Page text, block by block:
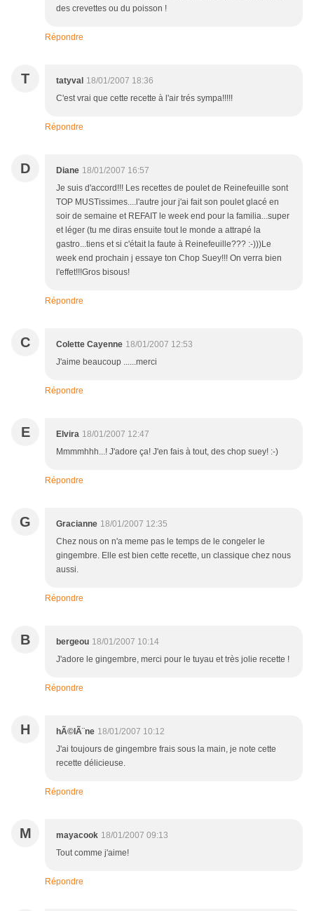
des crevettes ou du poisson !
Répondre
T tatyval 18/01/2007 18:36
C'est vrai que cette recette à l'air trés sympa!!!!!
Répondre
D Diane 18/01/2007 16:57
Je suis d'accord!!! Les recettes de poulet de Reinefeuille sont
TOP MUSTissimes....l'autre jour j'ai fait son poulet glacé en
soir de semaine et REFAIT le week end pour la familia...super
et léger (tu me diras ensuite tout le monde a attrapé la
gastro...tiens et si c'était la faute à Reinefeuille??? :-)))Le
week end prochain j essaye ton Chop Suey!!! On verra bien
l'effet!!!Gros bisous!
Répondre
C Colette Cayenne 18/01/2007 12:53
J'aime beaucoup ......merci
Répondre
E Elvira 18/01/2007 12:47
Mmmmhhh...! J'adore ça! J'en fais à tout, des chop suey! :-)
Répondre
G Gracianne 18/01/2007 12:35
Chez nous on n'a meme pas le temps de le congeler le
gingembre. Elle est bien cette recette, un classique chez nous
aussi.
Répondre
B bergeou 18/01/2007 10:14
J'adore le gingembre, merci pour le tuyau et très jolie recette !
Répondre
H hÃ©lÃ¨ne 18/01/2007 10:12
J'ai toujours de gingembre frais sous la main, je note cette
recette délicieuse.
Répondre
M mayacook 18/01/2007 09:13
Tout comme j'aime!
Répondre